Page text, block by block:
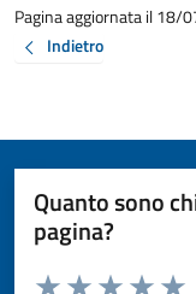
Pagina aggiornata il 18/
Indietro
Quanto sono
pagina?
Valuta da 1 a 5 stelle la